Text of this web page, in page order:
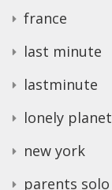
france
last minute
lastminute
lonely planet
new york
parents solo